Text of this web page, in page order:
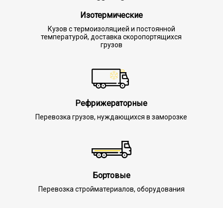
Изотермические
Кузов с термоизоляцией и постоянной
температурой, доставка скоропортящихся
грузов
Рефрижераторные
Перевозка грузов, нуждающихся в заморозке
Бортовые
Перевозка стройматериалов, оборудования